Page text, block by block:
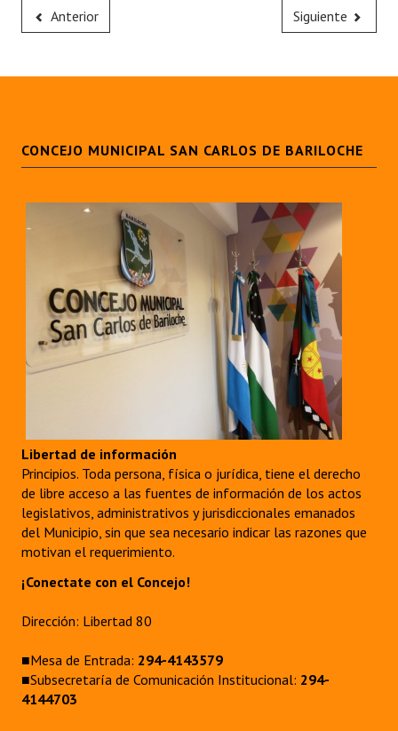
Anterior Siguiente
CONCEJO MUNICIPAL SAN CARLOS DE BARILOCHE
Libertad de información
Principios. Toda persona, física o jurídica, tiene el derecho
de libre acceso a las fuentes de información de los actos
legislativos, administrativos y jurisdiccionales emanados
del Municipio, sin que sea necesario indicar las razones que
motivan el requerimiento.
¡Conectate con el Concejo!
Dirección: Libertad 80
■Mesa de Entrada: 294-4143579
■Subsecretaría de Comunicación Institucional: 294-
4144703